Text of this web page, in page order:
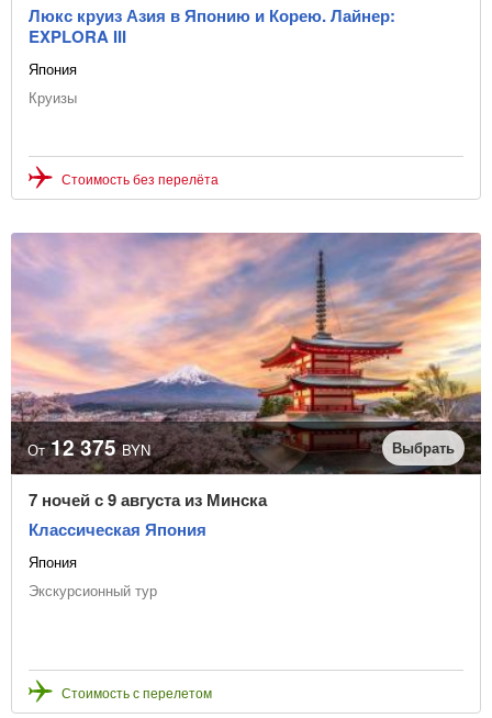
Люкс круиз Азия в Японию и Корею. Лайнер:
EXPLORA III
Япония
Круизы
Стоимость без перелёта
От 12 375 BYN Выбрать
7 ночей с 9 августа из Минска
Классическая Япония
Япония
Экскурсионный тур
Стоимость с перелетом